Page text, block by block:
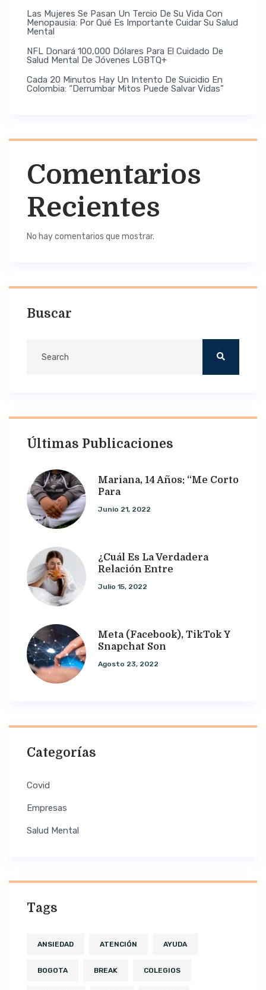
Las Mujeres Se Pasan Un Tercio De Su Vida Con
Menopausia: Por Qué Es Importante Cuidar Su Salud
Mental
NFL Donará 100,000 Dólares Para El Cuidado De
Salud Mental De Jóvenes LGBTQ+
Cada 20 Minutos Hay Un Intento De Suicidio En
Colombia: “Derrumbar Mitos Puede Salvar Vidas”
Comentarios
Recientes
No hay comentarios que mostrar.
Buscar
Últimas Publicaciones
Mariana, 14 Años: “Me Corto
Para
Junio 21, 2022
¿Cuál Es La Verdadera
Relación Entre
Julio 15, 2022
Meta (Facebook), TikTok Y
Snapchat Son
Agosto 23, 2022
Categorías
Covid
Empresas
Salud Mental
Tags
ANSIEDAD ATENCIÓN AYUDA
BOGOTA BREAK COLEGIOS